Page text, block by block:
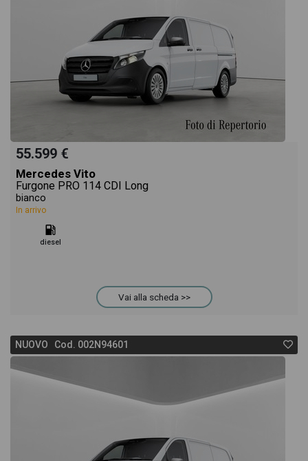
55.599 €
Mercedes Vito
Furgone PRO 114 CDI Long
bianco
In arrivo
diesel
Vai alla scheda >>
NUOVO Cod. 002N94601